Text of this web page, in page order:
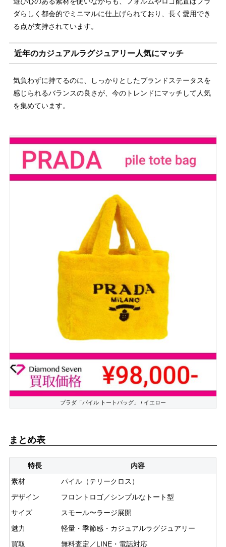
ダらしく都会的でミニマルに仕上げられており、長く愛用でき
る点が支持されています。
近年のカジュアルラグジュアリー人気にマッチ
気負わずに持てるのに、しっかりとしたブランドステータスを
感じられるバランスの良さが、今のトレンドにマッチして人気
を集めています。
プラダ「パイル トートバッグ」 / イエロー
まとめ表
特長
内容
素材
パイル（テリークロス）
デザイン
フロントロゴ／シンプルなトート型
サイズ
スモール〜ラージ展開
魅力
軽量・季節感・カジュアルラグジュアリー
買取
無料査定／LINE・電話対応